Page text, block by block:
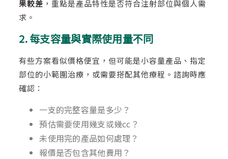
果較差 ，重點是產品特性是否符合注射部位與個人需
求。
2. 每支容量與實際使用量不同
有些方案看似價格便宜，但可能是小容量產品、指定
部位的小範圍治療，或需要搭配其他療程。諮詢時應
確認：
一支的完整容量是多少？
預估需要使用幾支或幾cc？
未使用完的產品如何處理？
報價是否包含其他費用？